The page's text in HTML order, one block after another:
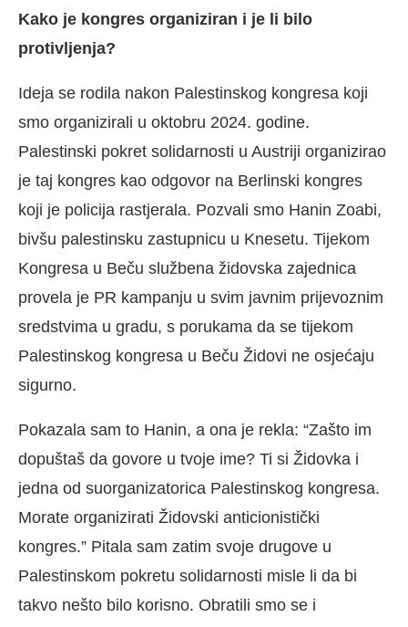
Kako je kongres organiziran i je li bilo
protivljenja?
Ideja se rodila nakon Palestinskog kongresa koji
smo organizirali u oktobru 2024. godine.
Palestinski pokret solidarnosti u Austriji organizirao
je taj kongres kao odgovor na Berlinski kongres
koji je policija rastjerala. Pozvali smo Hanin Zoabi,
bivšu palestinsku zastupnicu u Knesetu. Tijekom
Kongresa u Beču službena židovska zajednica
provela je PR kampanju u svim javnim prijevoznim
sredstvima u gradu, s porukama da se tijekom
Palestinskog kongresa u Beču Židovi ne osjećaju
sigurno.
Pokazala sam to Hanin, a ona je rekla: “Zašto im
dopuštaš da govore u tvoje ime? Ti si Židovka i
jedna od suorganizatorica Palestinskog kongresa.
Morate organizirati Židovski anticionistički
kongres.” Pitala sam zatim svoje drugove u
Palestinskom pokretu solidarnosti misle li da bi
takvo nešto bilo korisno. Obratili smo se i